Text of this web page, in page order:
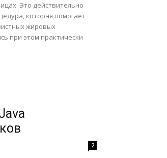
Это действительно
которая помогает
жировых
при этом практически
2